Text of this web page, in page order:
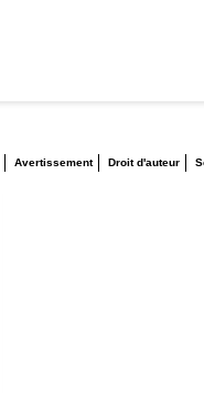
Avertissement Droit d'auteur